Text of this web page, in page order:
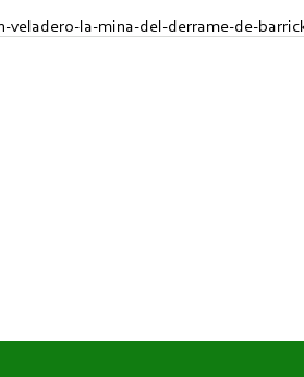
veladero-la-mina-del-derrame-de-